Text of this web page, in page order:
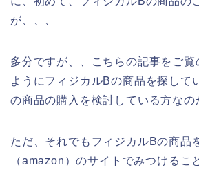
が、、、
多分ですが、、こちらの記事をご覧
ようにフィジカルBの商品を探して
の商品の購入を検討している方なの
ただ、それでもフィジカルBの商品
（amazon）のサイトでみつけるこ